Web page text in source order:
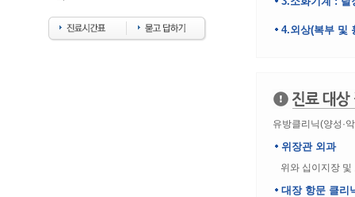
4.외상(복부 및
유방클리닉(양성·
위장관 외과
위와 십이지장
대장 항문 클리